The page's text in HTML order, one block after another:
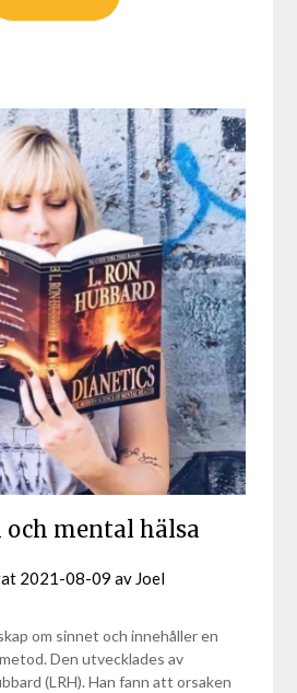
mental hälsa
2021-08-09 av Joel
om sinnet och innehåller en
Den utvecklades av
(LRH). Han fann att orsaken